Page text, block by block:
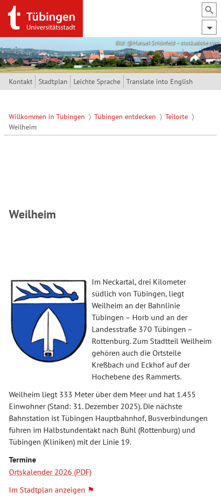
Direkt zum Inhalt
Bild: @Manuel Schönfeld – stock.adobe.com
Kontakt Stadtplan Leichte Sprache Translate into English
Willkommen in Tübingen Tübingen entdecken
Teilorte
Weilheim
Weilheim
Im Neckartal, drei Kilometer
südlich von Tübingen, liegt
Weilheim an der Bahnlinie
Tübingen – Horb und an der
Landesstraße 370 Tübingen –
Rottenburg. Zum Stadtteil Weilheim
gehören auch die Ortsteile
Kreßbach und Eckhof auf der
Hochebene des Rammerts.
Weilheim liegt 333 Meter über dem Meer und hat 1.455
Einwohner (Stand: 31. Dezember 2025). Die nächste
Bahnstation ist Tübingen Hauptbahnhof, Busverbindungen
führen im Halbstundentakt nach Bühl (Rottenburg) und
Tübingen (Kliniken) mit der Linie 19.
Termine
Ortskalender 2026
Im Stadtplan anzeigen